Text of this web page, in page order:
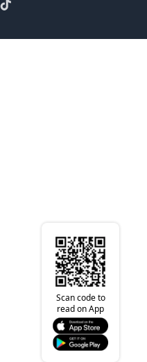
Scan code to
read on App